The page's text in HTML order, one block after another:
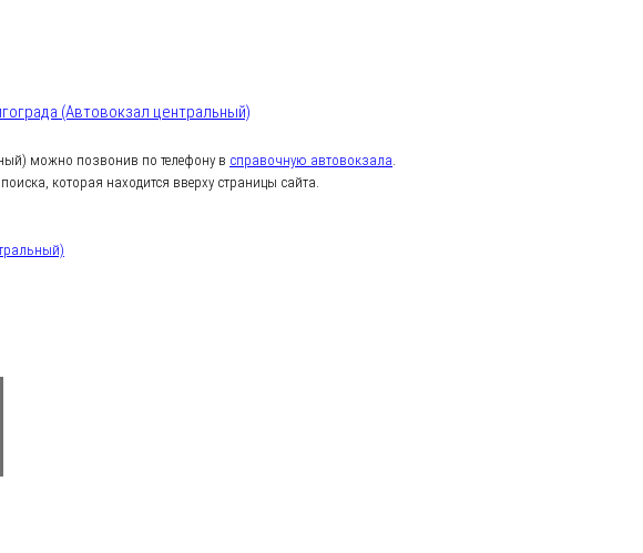
(Автовокзал центральный)
можно позвонив по телефону в справочную автовокзала.
которая находится вверху страницы сайта.